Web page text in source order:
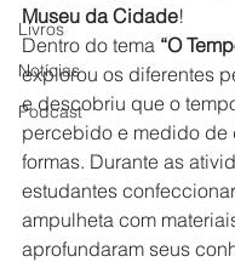
Livros
Notícias
Podcast
Museu da Cidade!
Dentro do tema “O
explorou os diferentes
e descobriu que o
percebido e medido de
formas. Durante as
estudantes
ampulheta com
aprofundaram seus